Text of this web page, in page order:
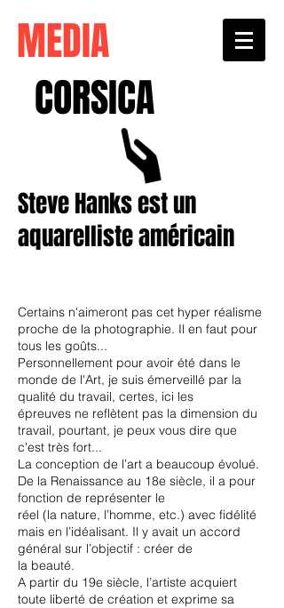
MEDIA
CORSICA
Steve Hanks est un
aquarelliste américain
Certains n'aimeront pas cet hyper réalisme
proche de la photographie. Il en faut pour
tous les goûts...
Personnellement pour avoir été dans le
monde de l'Art, je suis émerveillé par la
qualité du travail, certes, ici les
épreuves ne reflètent pas la dimension du
travail, pourtant, je peux vous dire que
c'est très fort...
La conception de l’art a beaucoup évolué.
De la Renaissance au 18e siècle, il a pour
fonction de représenter le
réel (la nature, l’homme, etc.) avec fidélité
mais en l’idéalisant. Il y avait un accord
général sur l’objectif : créer de
la beauté.
A partir du 19e siècle, l’artiste acquiert
toute liberté de création et exprime sa